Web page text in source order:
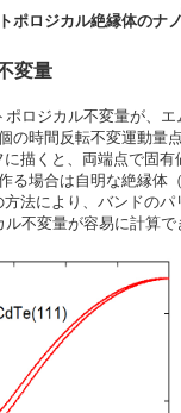
ポロジカル絶縁体のナ
変量
ポロジカル不変量が、
の時間反転不変運動量点
描くと、両端点で固有
る場合は自明な絶縁体（
法により、バンドのパ
ル不変量が容易に計算で